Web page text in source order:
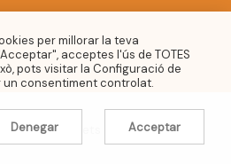
Tots els drets reservats.
per millorar la teva
acceptes l'ús de TOTES
pots visitar la Configuració de
consentiment controlat.
Denegar Acceptar